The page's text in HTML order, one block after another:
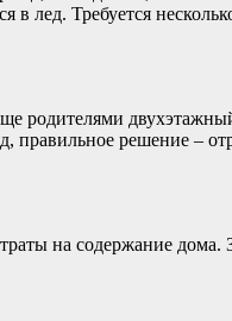
в лед. Требуется
родителями
правильное решение –
на содержание